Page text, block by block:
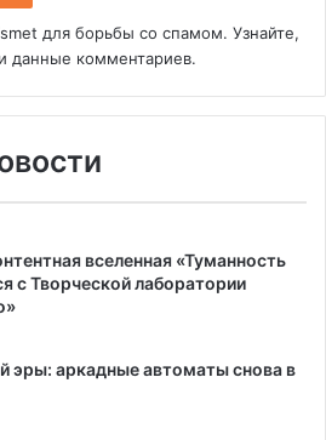
для борьбы со спамом. Узнайте,
данные комментариев.
вселенная «Туманность
с Творческой лаборатории
эры: аркадные автоматы снова в